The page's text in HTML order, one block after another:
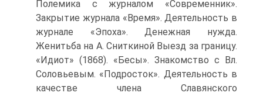
Полемика с журналом «Современник».
Закрытие журнала «Время». Деятельность в
журнале «Эпоха». Денежная нужда.
Женитьба на А. Сниткиной Выезд за границу.
«Идиот» (1868). «Бесы». Знакомство с Вл.
Соловьевым. «Подросток». Деятельность в
качестве члена Славянского